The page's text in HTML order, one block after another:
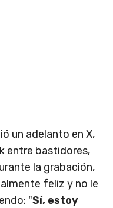
un adelanto en X,
entre bastidores,
la grabación,
feliz y no le
"Sí, estoy